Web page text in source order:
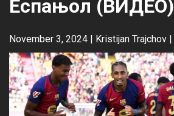
Еспањол (ВИДЕО)
November 3, 2024 | Kristijan Trajchov |